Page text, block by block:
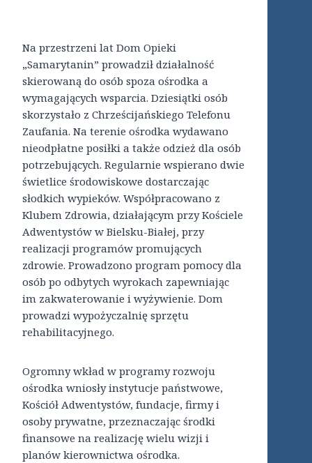
Na przestrzeni lat Dom Opieki
„Samarytanin” prowadził działalność
skierowaną do osób spoza ośrodka a
wymagających wsparcia. Dziesiątki osób
skorzystało z Chrześcijańskiego Telefonu
Zaufania. Na terenie ośrodka wydawano
nieodpłatne posiłki a także odzież dla osób
potrzebujących. Regularnie wspierano dwie
świetlice środowiskowe dostarczając
słodkich wypieków. Współpracowano z
Klubem Zdrowia, działającym przy Kościele
Adwentystów w Bielsku-Białej, przy
realizacji programów promujących
zdrowie. Prowadzono program pomocy dla
osób po odbytych wyrokach zapewniając
im zakwaterowanie i wyżywienie. Dom
prowadzi wypożyczalnię sprzętu
rehabilitacyjnego.
Ogromny wkład w programy rozwoju
ośrodka wniosły instytucje państwowe,
Kościół Adwentystów, fundacje, firmy i
osoby prywatne, przeznaczając środki
finansowe na realizację wielu wizji i
planów kierownictwa ośrodka.